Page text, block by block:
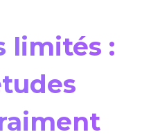
limités :